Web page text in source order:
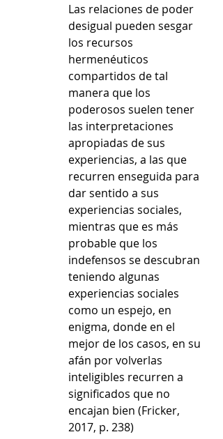
Las relaciones de poder
desigual pueden sesgar
los recursos
hermenéuticos
compartidos de tal
manera que los
poderosos suelen tener
las interpretaciones
apropiadas de sus
experiencias, a las que
recurren enseguida para
dar sentido a sus
experiencias sociales,
mientras que es más
probable que los
indefensos se descubran
teniendo algunas
experiencias sociales
como un espejo, en
enigma, donde en el
mejor de los casos, en su
afán por volverlas
inteligibles recurren a
significados que no
encajan bien (Fricker,
2017, p. 238)